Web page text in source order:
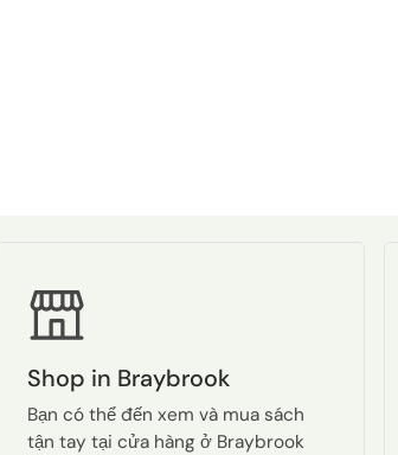
Shop in Braybrook
Bạn có thể đến xem và mua sách
tận tay tại cửa hàng ở Braybrook